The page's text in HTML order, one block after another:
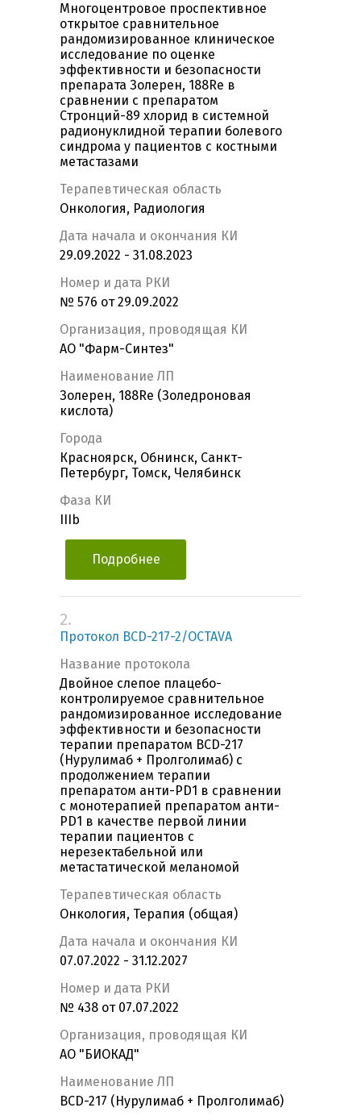
Многоцентровое проспективное
открытое сравнительное
рандомизированное клиническое
исследование по оценке
эффективности и безопасности
препарата Золерен, 188Re в
сравнении с препаратом
Стронций-89 хлорид в системной
радионуклидной терапии болевого
синдрома у пациентов с костными
метастазами
Терапевтическая область
Онкология, Радиология
Дата начала и окончания КИ
29.09.2022 - 31.08.2023
Номер и дата РКИ
№ 576 от 29.09.2022
Организация, проводящая КИ
АО "Фарм-Синтез"
Наименование ЛП
Золерен, 188Re (Золедроновая
кислота)
Города
Красноярск, Обнинск, Санкт-
Петербург, Томск, Челябинск
Фаза КИ
IIIb
Подробнее
2.
Протокол BCD-217-2/OCTAVA
Название протокола
Двойное слепое плацебо-
контролируемое сравнительное
рандомизированное исследование
эффективности и безопасности
терапии препаратом BCD-217
(Нурулимаб + Пролголимаб) с
продолжением терапии
препаратом анти-PD1 в сравнении
с монотерапией препаратом анти-
PD1 в качестве первой линии
терапии пациентов с
нерезектабельной или
метастатической меланомой
Терапевтическая область
Онкология, Терапия (общая)
Дата начала и окончания КИ
07.07.2022 - 31.12.2027
Номер и дата РКИ
№ 438 от 07.07.2022
Организация, проводящая КИ
АО "БИОКАД"
Наименование ЛП
BCD-217 (Нурулимаб + Пролголимаб)